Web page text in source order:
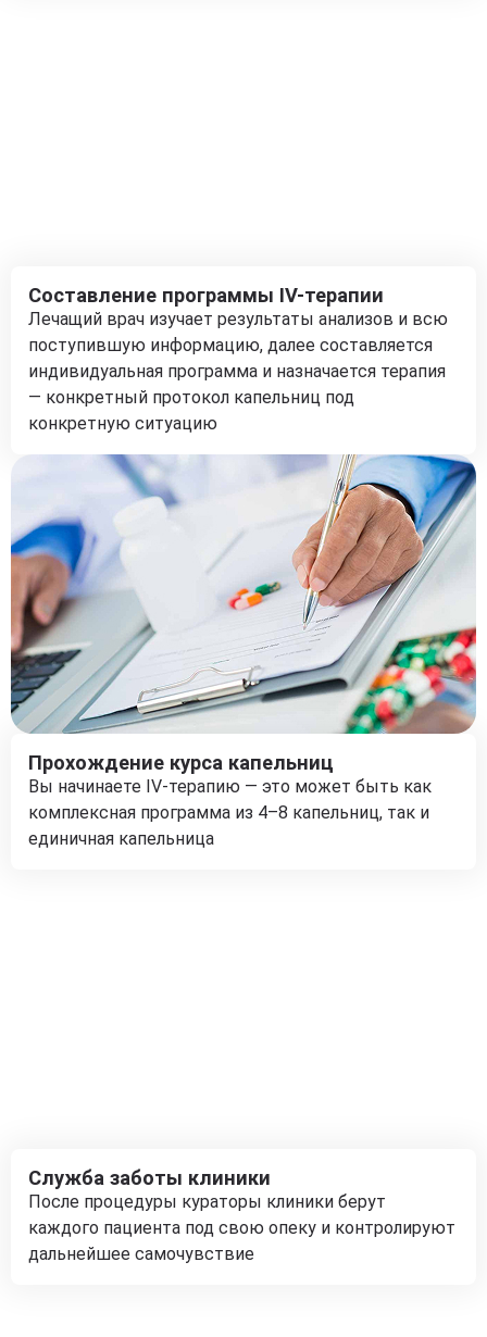
Составление программы IV-терапии
Лечащий врач изучает результаты анализов и всю
поступившую информацию, далее составляется
индивидуальная программа и назначается терапия
— конкретный протокол капельниц под
конкретную ситуацию
Прохождение курса капельниц
Вы начинаете IV-терапию — это может быть как
комплексная программа из 4–8 капельниц, так и
единичная капельница
Служба заботы клиники
После процедуры кураторы клиники берут
каждого пациента под свою опеку и контролируют
дальнейшее самочувствие